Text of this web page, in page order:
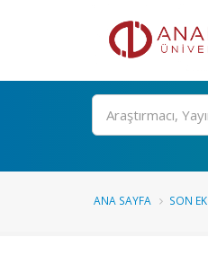
Ara
ANA SAYFA SON